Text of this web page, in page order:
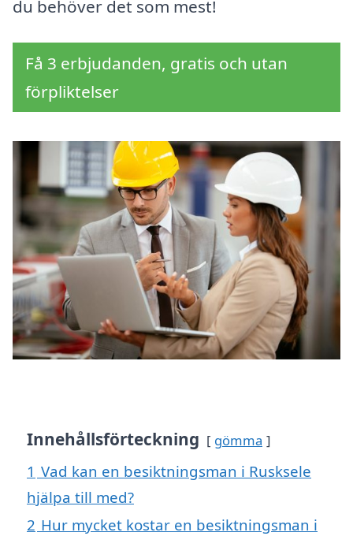
du behöver det som mest!
Få 3 erbjudanden, gratis och utan
förpliktelser
Innehållsförteckning gömma
1 Vad kan en besiktningsman i Rusksele
hjälpa till med?
2 Hur mycket kostar en besiktningsman i